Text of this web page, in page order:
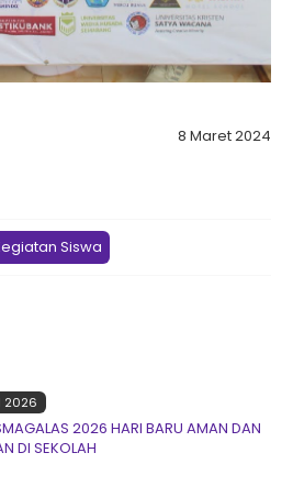
8 Maret 2024
Siswa
2026
2026 HARI BARU AMAN DAN
DI SEKOLAH